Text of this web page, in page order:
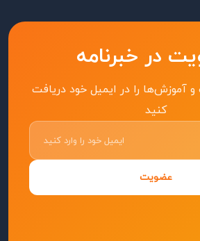
در خبرنامه
و آموزش‌ها را در ایمیل خود دریافت
کنید
عضویت